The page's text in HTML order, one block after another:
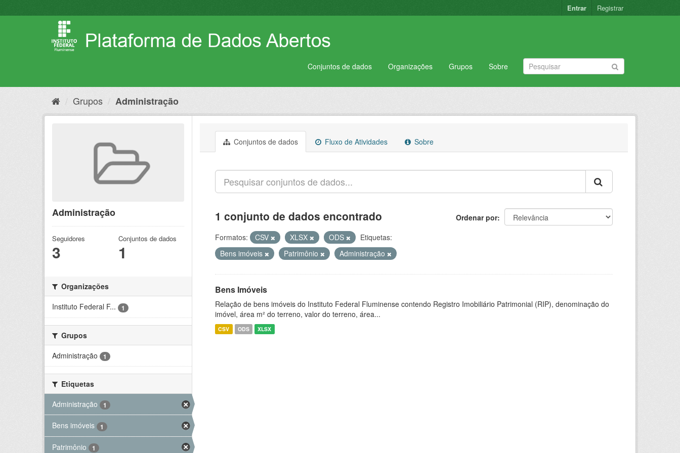
para
Entrar Registrar
Conjuntos de dados Organizações Grupos Sobre
Grupos Administração
Administração
Seguidores
3
Conjuntos de dados
1
Organizações
Instituto Federal F...
1
Grupos
Administração
1
Etiquetas
Administração
1
Bens imóveis 1
Patrimônio 1
Conjuntos de dados Fluxo de Atividades Sobre
Ordenar por
1 conjunto de dados encontrado
Formatos: CSV XLSX ODS
Etiquetas:
Bens imóveis
Patrimônio Administração
Bens Imóveis
Relação de bens imóveis do Instituto Federal Fluminense contendo Registro Imobiliário Patrimonial (RIP), denominação do
imóvel, área m² do terreno, valor do terreno, área...
CSV ODS XLSX